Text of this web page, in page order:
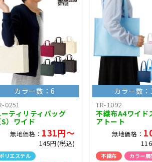
カラー数：6
0251
ティリティバッグ
）ワイド
無地価格： 131円～
145円(税込)
リエステル
カラー数：
TR-1092
不織布A4ワイド
アトート
無地価格：
不織布
カラー